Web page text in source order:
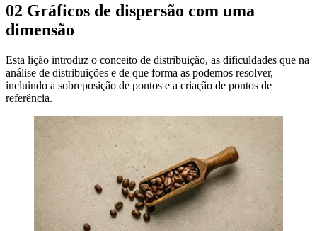
02 Gráficos de dispersão com uma
dimensão
Esta lição introduz o conceito de distribuição, as dificuldades que na
análise de distribuições e de que forma as podemos resolver,
incluindo a sobreposição de pontos e a criação de pontos de
referência.